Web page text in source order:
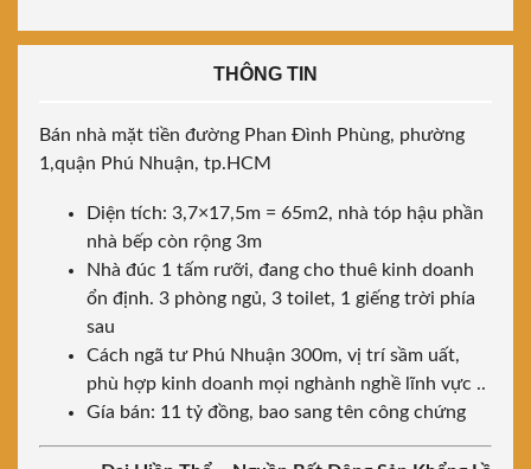
THÔNG TIN
Bán nhà mặt tiền đường Phan Đình Phùng, phường
1,quận Phú Nhuận, tp.HCM
Diện tích: 3,7×17,5m = 65m2, nhà tóp hậu phần
nhà bếp còn rộng 3m
Nhà đúc 1 tấm rưỡi, đang cho thuê kinh doanh
ổn định. 3 phòng ngủ, 3 toilet, 1 giếng trời phía
sau
Cách ngã tư Phú Nhuận 300m, vị trí sầm uất,
phù hợp kinh doanh mọi nghành nghề lĩnh vực ..
Gía bán: 11 tỷ đồng, bao sang tên công chứng